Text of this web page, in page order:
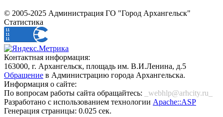
© 2005-2025 Администрация ГО "Город Архангельск"
Статистика
Контактная информация:
163000, г. Архангельск, площадь им. В.И.Ленина, д.5
Обращение в Администрацию города Архангельска.
Информация о сайте:
По вопросам работы сайта обращайтесь:
_webhlp@arhcity.ru_
Разработано с использованием технологии Apache::ASP
Генерация страницы: 0.025 сек.